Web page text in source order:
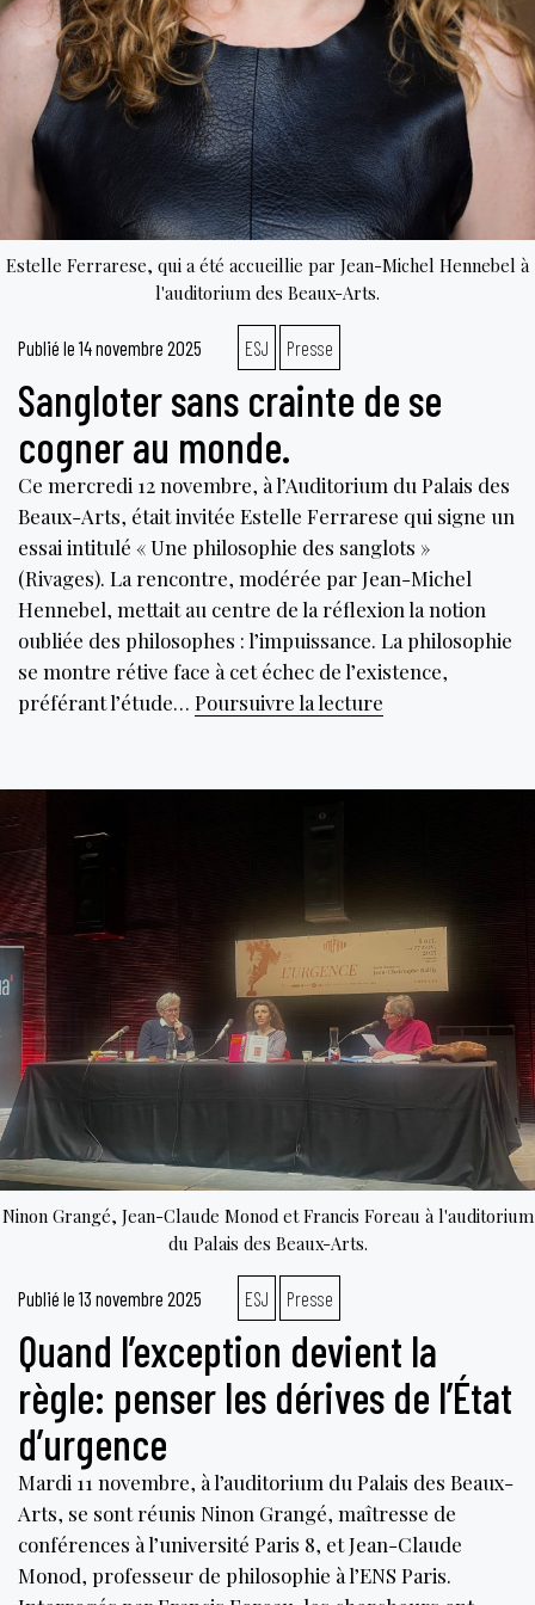
Estelle Ferrarese, qui a été accueillie par Jean-Michel Hennebel à
l'auditorium des Beaux-Arts.
Publié le 14 novembre 2025 ESJ Presse
Sangloter sans crainte de se
cogner au monde.
Ce mercredi 12 novembre, à l’Auditorium du Palais des
Beaux-Arts, était invitée Estelle Ferrarese qui signe un
essai intitulé « Une philosophie des sanglots »
(Rivages). La rencontre, modérée par Jean-Michel
Hennebel, mettait au centre de la réflexion la notion
oubliée des philosophes : l’impuissance. La philosophie
se montre rétive face à cet échec de l’existence,
préférant l’étude… Poursuivre la lecture
de
monde.
Ninon Grangé, Jean-Claude Monod et Francis Foreau à l'auditorium
du Palais des Beaux-Arts.
Publié le 13 novembre 2025 ESJ Presse
Quand l’exception devient la
règle: penser les dérives de l’État
d’urgence
Mardi 11 novembre, à l’auditorium du Palais des Beaux-
Arts, se sont réunis Ninon Grangé, maîtresse de
conférences à l’université Paris 8, et Jean-Claude
Monod, professeur de philosophie à l’ENS Paris.